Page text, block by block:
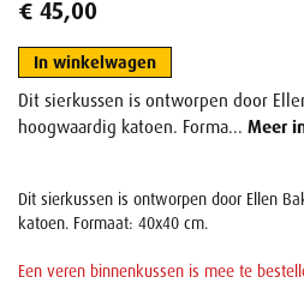
€ 45,00
In winkelwagen
Dit sierkussen is ontworpen door
hoogwaardig katoen. Forma... Meer
Dit sierkussen is ontworpen door Ellen
katoen. Formaat: 40x40 cm.
Een veren binnenkussen is mee te